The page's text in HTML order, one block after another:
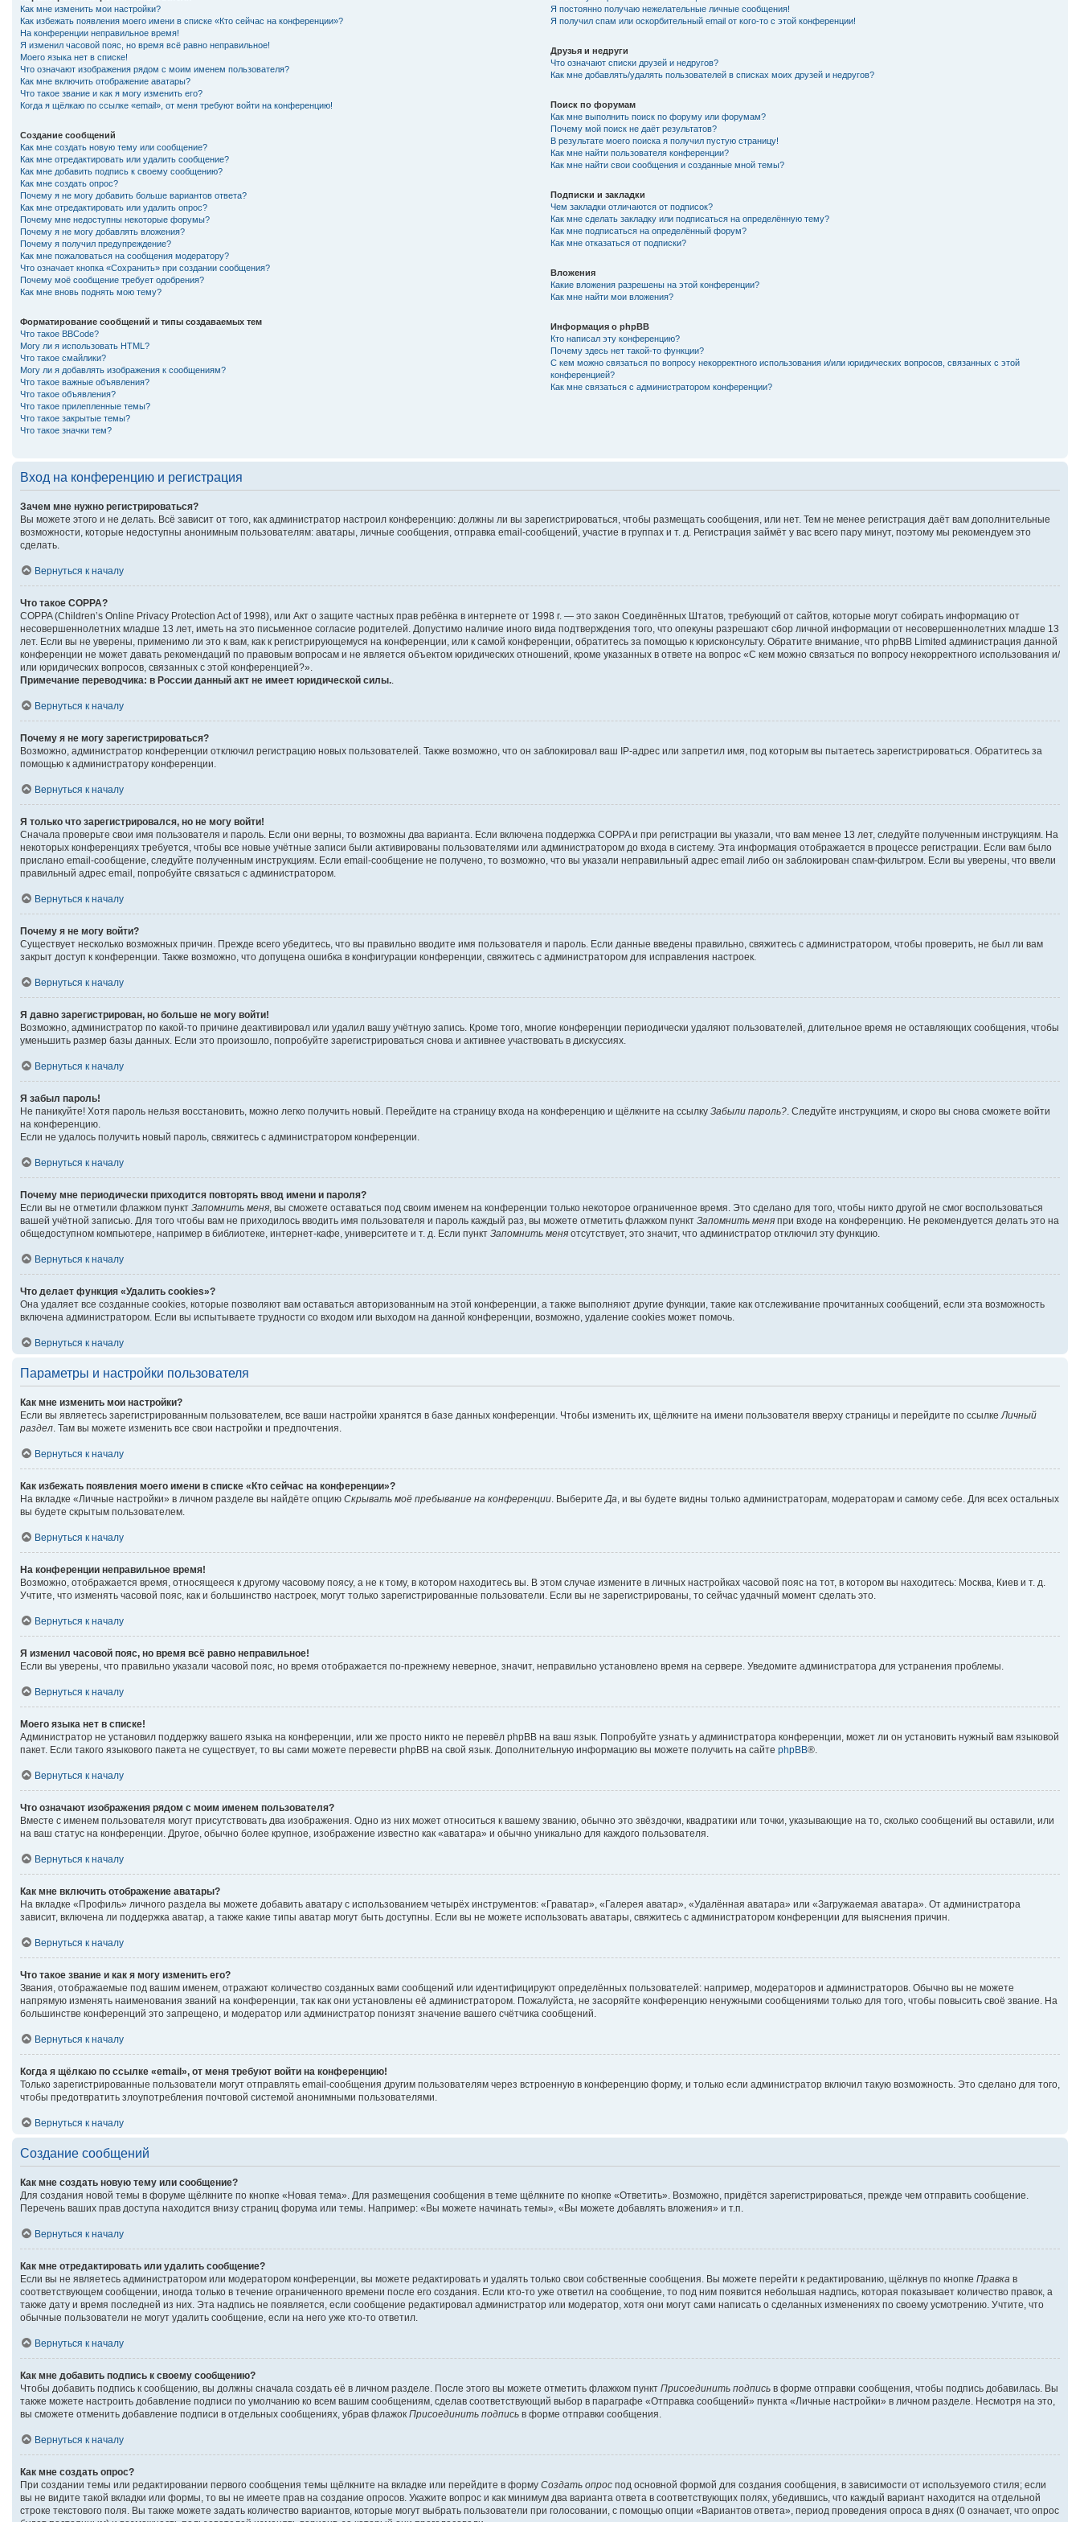
Как мне изменить мои настройки?
Как избежать появления моего имени в списке «Кто сейчас на конференции»?
На конференции неправильное время!
Я изменил часовой пояс, но время всё равно неправильное!
Моего языка нет в списке!
Что означают изображения рядом с моим именем пользователя?
Как мне включить отображение аватары?
Что такое звание и как я могу изменить его?
Когда я щёлкаю по ссылке «email», от меня требуют войти на конференцию!
Создание сообщений
Как мне создать новую тему или сообщение?
Как мне отредактировать или удалить сообщение?
Как мне добавить подпись к своему сообщению?
Как мне создать опрос?
Почему я не могу добавить больше вариантов ответа?
Как мне отредактировать или удалить опрос?
Почему мне недоступны некоторые форумы?
Почему я не могу добавлять вложения?
Почему я получил предупреждение?
Как мне пожаловаться на сообщения модератору?
Что означает кнопка «Сохранить» при создании сообщения?
Почему моё сообщение требует одобрения?
Как мне вновь поднять мою тему?
Форматирование сообщений и типы создаваемых тем
Что такое BBCode?
Могу ли я использовать HTML?
Что такое смайлики?
Могу ли я добавлять изображения к сообщениям?
Что такое важные объявления?
Что такое объявления?
Что такое прилепленные темы?
Что такое закрытые темы?
Что такое значки тем?
Я постоянно получаю нежелательные личные сообщения!
Я получил спам или оскорбительный email от кого-то с этой конференции!
Друзья и недруги
Что означают списки друзей и недругов?
Как мне добавлять/удалять пользователей в списках моих друзей и недругов?
Поиск по форумам
Как мне выполнить поиск по форуму или форумам?
Почему мой поиск не даёт результатов?
В результате моего поиска я получил пустую страницу!
Как мне найти пользователя конференции?
Как мне найти свои сообщения и созданные мной темы?
Подписки и закладки
Чем закладки отличаются от подписок?
Как мне сделать закладку или подписаться на определённую тему?
Как мне подписаться на определённый форум?
Как мне отказаться от подписки?
Вложения
Какие вложения разрешены на этой конференции?
Как мне найти мои вложения?
Информация о phpBB
Кто написал эту конференцию?
Почему здесь нет такой-то функции?
С кем можно связаться по вопросу некорректного использования и/или юридических вопросов, связанных с этой
конференцией?
Как мне связаться с администратором конференции?
Вход на конференцию и регистрация
Зачем мне нужно регистрироваться?
Вы можете этого и не делать. Всё зависит от того, как администратор настроил конференцию: должны ли вы зарегистрироваться, чтобы размещать сообщения, или нет. Тем не менее регистрация даёт вам дополнительные
возможности, которые недоступны анонимным пользователям: аватары, личные сообщения, отправка email-сообщений, участие в группах и т. д. Регистрация займёт у вас всего пару минут, поэтому мы рекомендуем это
сделать.
Вернуться к началу
Что такое COPPA?
COPPA (Children’s Online Privacy Protection Act of 1998), или Акт о защите частных прав ребёнка в интернете от 1998 г. — это закон Соединённых Штатов, требующий от сайтов, которые могут собирать информацию от
несовершеннолетних младше 13 лет, иметь на это письменное согласие родителей. Допустимо наличие иного вида подтверждения того, что опекуны разрешают сбор личной информации от несовершеннолетних младше 13
лет. Если вы не уверены, применимо ли это к вам, как к регистрирующемуся на конференции, или к самой конференции, обратитесь за помощью к юрисконсульту. Обратите внимание, что phpBB Limited администрация данной
конференции не может давать рекомендаций по правовым вопросам и не является объектом юридических отношений, кроме указанных в ответе на вопрос «С кем можно связаться по вопросу некорректного использования и/
или юридических вопросов, связанных с этой конференцией?».
Примечание переводчика: в России данный акт не имеет юридической силы..
Вернуться к началу
Почему я не могу зарегистрироваться?
Возможно, администратор конференции отключил регистрацию новых пользователей. Также возможно, что он заблокировал ваш IP-адрес или запретил имя, под которым вы пытаетесь зарегистрироваться. Обратитесь за
помощью к администратору конференции.
Вернуться к началу
Я только что зарегистрировался, но не могу войти!
Сначала проверьте свои имя пользователя и пароль. Если они верны, то возможны два варианта. Если включена поддержка COPPA и при регистрации вы указали, что вам менее 13 лет, следуйте полученным инструкциям. На
некоторых конференциях требуется, чтобы все новые учётные записи были активированы пользователями или администратором до входа в систему. Эта информация отображается в процессе регистрации. Если вам было
прислано email-сообщение, следуйте полученным инструкциям. Если email-сообщение не получено, то возможно, что вы указали неправильный адрес email либо он заблокирован спам-фильтром. Если вы уверены, что ввели
правильный адрес email, попробуйте связаться с администратором.
Вернуться к началу
Почему я не могу войти?
Существует несколько возможных причин. Прежде всего убедитесь, что вы правильно вводите имя пользователя и пароль. Если данные введены правильно, свяжитесь с администратором, чтобы проверить, не был ли вам
закрыт доступ к конференции. Также возможно, что допущена ошибка в конфигурации конференции, свяжитесь с администратором для исправления настроек.
Вернуться к началу
Я давно зарегистрирован, но больше не могу войти!
Возможно, администратор по какой-то причине деактивировал или удалил вашу учётную запись. Кроме того, многие конференции периодически удаляют пользователей, длительное время не оставляющих сообщения, чтобы
уменьшить размер базы данных. Если это произошло, попробуйте зарегистрироваться снова и активнее участвовать в дискуссиях.
Вернуться к началу
Я забыл пароль!
Не паникуйте! Хотя пароль нельзя восстановить, можно легко получить новый. Перейдите на страницу входа на конференцию и щёлкните на ссылку Забыли пароль?. Следуйте инструкциям, и скоро вы снова сможете войти
на конференцию.
Если не удалось получить новый пароль, свяжитесь с администратором конференции.
Вернуться к началу
Почему мне периодически приходится повторять ввод имени и пароля?
Если вы не отметили флажком пункт Запомнить меня, вы сможете оставаться под своим именем на конференции только некоторое ограниченное время. Это сделано для того, чтобы никто другой не смог воспользоваться
вашей учётной записью. Для того чтобы вам не приходилось вводить имя пользователя и пароль каждый раз, вы можете отметить флажком пункт Запомнить меня при входе на конференцию. Не рекомендуется делать это на
общедоступном компьютере, например в библиотеке, интернет-кафе, университете и т. д. Если пункт Запомнить меня отсутствует, это значит, что администратор отключил эту функцию.
Вернуться к началу
Что делает функция «Удалить cookies»?
Она удаляет все созданные cookies, которые позволяют вам оставаться авторизованным на этой конференции, а также выполняют другие функции, такие как отслеживание прочитанных сообщений, если эта возможность
включена администратором. Если вы испытываете трудности со входом или выходом на данной конференции, возможно, удаление cookies может помочь.
Вернуться к началу
Параметры и настройки пользователя
Как мне изменить мои настройки?
Если вы являетесь зарегистрированным пользователем, все ваши настройки хранятся в базе данных конференции. Чтобы изменить их, щёлкните на имени пользователя вверху страницы и перейдите по ссылкеЛичный
раздел. Там вы можете изменить все свои настройки и предпочтения.
Вернуться к началу
Как избежать появления моего имени в списке «Кто сейчас на конференции»?
На вкладке «Личные настройки» в личном разделе вы найдёте опцию Скрывать моё пребывание на конференции. ВыберитеДа, и вы будете видны только администраторам, модераторам и самому себе. Для всех остальных
вы будете скрытым пользователем.
Вернуться к началу
На конференции неправильное время!
Возможно, отображается время, относящееся к другому часовому поясу, а не к тому, в котором находитесь вы. В этом случае измените в личных настройках часовой пояс на тот, в котором вы находитесь: Москва, Киев и т. д.
Учтите, что изменять часовой пояс, как и большинство настроек, могут только зарегистрированные пользователи. Если вы не зарегистрированы, то сейчас удачный момент сделать это.
Вернуться к началу
Я изменил часовой пояс, но время всё равно неправильное!
Если вы уверены, что правильно указали часовой пояс, но время отображается по-прежнему неверное, значит, неправильно установлено время на сервере. Уведомите администратора для устранения проблемы.
Вернуться к началу
Моего языка нет в списке!
Администратор не установил поддержку вашего языка на конференции, или же просто никто не перевёл phpBB на ваш язык. Попробуйте узнать у администратора конференции, может ли он установить нужный вам языковой
пакет. Если такого языкового пакета не существует, то вы сами можете перевести phpBB на свой язык. Дополнительную информацию вы можете получить на сайте phpBB®.
Вернуться к началу
Что означают изображения рядом с моим именем пользователя?
Вместе с именем пользователя могут присутствовать два изображения. Одно из них может относиться к вашему званию, обычно это звёздочки, квадратики или точки, указывающие на то, сколько сообщений вы оставили, или
на ваш статус на конференции. Другое, обычно более крупное, изображение известно как «аватара» и обычно уникально для каждого пользователя.
Вернуться к началу
Как мне включить отображение аватары?
На вкладке «Профиль» личного раздела вы можете добавить аватару с использованием четырёх инструментов: «Граватар», «Галерея аватар», «Удалённая аватара» или «Загружаемая аватара». От администратора
зависит, включена ли поддержка аватар, а также какие типы аватар могут быть доступны. Если вы не можете использовать аватары, свяжитесь с администратором конференции для выяснения причин.
Вернуться к началу
Что такое звание и как я могу изменить его?
Звания, отображаемые под вашим именем, отражают количество созданных вами сообщений или идентифицируют определённых пользователей: например, модераторов и администраторов. Обычно вы не можете
напрямую изменять наименования званий на конференции, так как они установлены её администратором. Пожалуйста, не засоряйте конференцию ненужными сообщениями только для того, чтобы повысить своё звание. На
большинстве конференций это запрещено, и модератор или администратор понизят значение вашего счётчика сообщений.
Вернуться к началу
Когда я щёлкаю по ссылке «email», от меня требуют войти на конференцию!
Только зарегистрированные пользователи могут отправлять email-сообщения другим пользователям через встроенную в конференцию форму, и только если администратор включил такую возможность. Это сделано для того,
чтобы предотвратить злоупотребления почтовой системой анонимными пользователями.
Вернуться к началу
Создание сообщений
Как мне создать новую тему или сообщение?
Для создания новой темы в форуме щёлкните по кнопке «Новая тема». Для размещения сообщения в теме щёлкните по кнопке «Ответить». Возможно, придётся зарегистрироваться, прежде чем отправить сообщение.
Перечень ваших прав доступа находится внизу страниц форума или темы. Например: «Вы можете начинать темы», «Вы можете добавлять вложения» и т.п.
Вернуться к началу
Как мне отредактировать или удалить сообщение?
Если вы не являетесь администратором или модератором конференции, вы можете редактировать и удалять только свои собственные сообщения. Вы можете перейти к редактированию, щёлкнув по кнопке Правка в
соответствующем сообщении, иногда только в течение ограниченного времени после его создания. Если кто-то уже ответил на сообщение, то под ним появится небольшая надпись, которая показывает количество правок, а
также дату и время последней из них. Эта надпись не появляется, если сообщение редактировал администратор или модератор, хотя они могут сами написать о сделанных изменениях по своему усмотрению. Учтите, что
обычные пользователи не могут удалить сообщение, если на него уже кто-то ответил.
Вернуться к началу
Как мне добавить подпись к своему сообщению?
Чтобы добавить подпись к сообщению, вы должны сначала создать её в личном разделе. После этого вы можете отметить флажком пункт Присоединить подпись в форме отправки сообщения, чтобы подпись добавилась. Вы
также можете настроить добавление подписи по умолчанию ко всем вашим сообщениям, сделав соответствующий выбор в параграфе «Отправка сообщений» пункта «Личные настройки» в личном разделе. Несмотря на это,
вы сможете отменить добавление подписи в отдельных сообщениях, убрав флажок Присоединить подпись в форме отправки сообщения.
Вернуться к началу
Как мне создать опрос?
При создании темы или редактировании первого сообщения темы щёлкните на вкладке или перейдите в форму Создать опрос под основной формой для создания сообщения, в зависимости от используемого стиля; если
вы не видите такой вкладки или формы, то вы не имеете прав на создание опросов. Укажите вопрос и как минимум два варианта ответа в соответствующих полях, убедившись, что каждый вариант находится на отдельной
строке текстового поля. Вы также можете задать количество вариантов, которые могут выбрать пользователи при голосовании, с помощью опции «Вариантов ответа», период проведения опроса в днях (0 означает, что опрос